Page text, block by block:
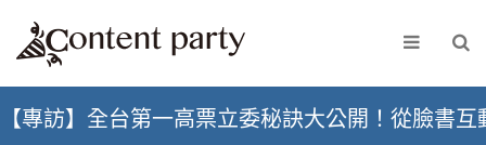
【專訪】全台第一高票立委秘訣大公開！從臉書